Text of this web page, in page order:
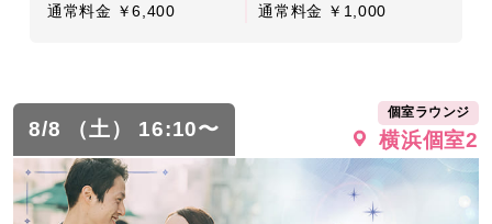
通常料金 ￥6,400 通常料金 ￥1,000
8/8 （土） 16:10〜
個室ラウンジ
横浜個室2